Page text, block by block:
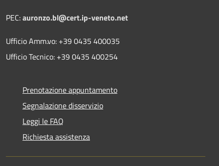
PEC:auronzo.bl@cert.ip-veneto.net
Ufficio Amm.vo: +39 0435 400035
Ufficio Tecnico: +39 0435 400254
Prenotazione appuntamento
Segnalazione disservizio
Leggi le FAQ
Richiesta assistenza